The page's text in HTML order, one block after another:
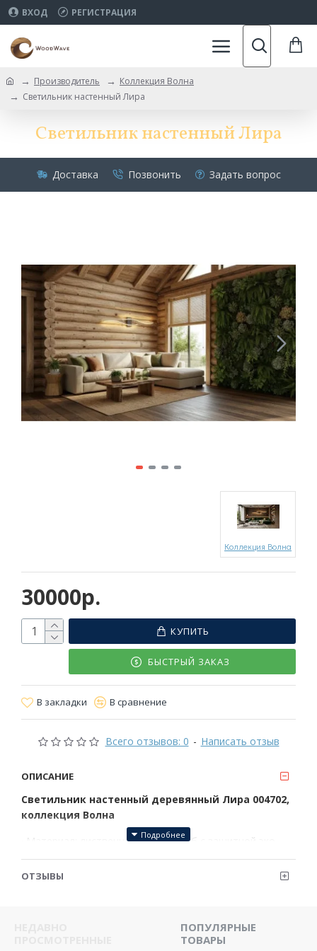
ВХОД РЕГИСТРАЦИЯ
Производитель
Коллекция Волна
Светильник настенный Лира
Светильник настенный Лира
Доставка Позвонить Задать вопрос
Всего отзывов: 0 - Написать отзыв
30000р.
Коллекция Волна
КУПИТЬ
БЫСТРЫЙ ЗАКАЗ
В закладки В сравнение
ОПИСАНИЕ
Светильник настенный деревянный Лира 004702,
коллекция Волна
· Материал: лиственница, ясень, дуб с защитной эко
пропиткой.
· Источник света: LED-ламп, 40 Вт. Питание от сети 220
комбинированный. Пульт входит в комплект
· Монтаж: Простая и надежная потолочная установка.
ОТЗЫВЫ
ПОПУЛЯРНЫЕ
ТОВАРЫ